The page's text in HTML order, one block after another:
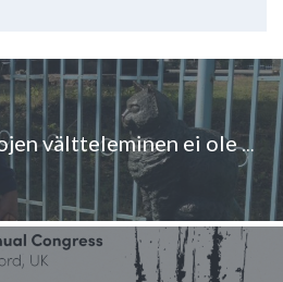
Clas Zilliacus: Riitojen vältteleminen ei ole järkevää